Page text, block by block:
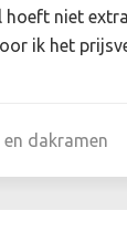
hoeft niet
ik het
dakramen